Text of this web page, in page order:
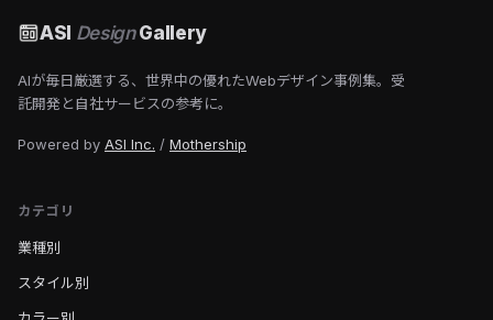
ASI DesignGallery
AIが毎日厳選する、世界中の優れたWebデザイン事例集。受
託開発と自社サービスの参考に。
Powered by ASI Inc. / Mothership
カテゴリ
業種別
スタイル別